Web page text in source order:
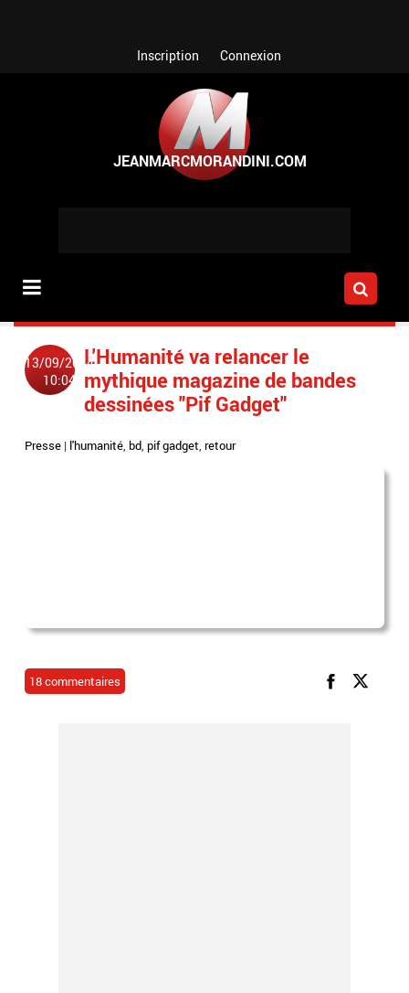
Inscription Connexion
13/09/2014
10:04
L'Humanité va relancer le
mythique magazine de bandes
dessinées "Pif Gadget"
Presse | l'humanité,bd,pif gadget,retour
18 commentaires